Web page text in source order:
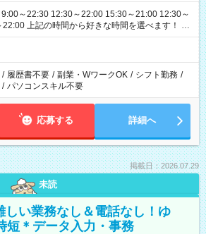
9:00～22:30 12:30～22:00 15:30～21:00 12:30～
間を選べます！ ※
る可能性があります
/ 履歴書不要 / 副業・WワークOK / シフト勤務 /
/ パソコンスキル不要
応募する 詳細へ
掲載日：2026.07.29
未読
しい業務なし＆電話なし！ゆ
短＊データ入力・事務